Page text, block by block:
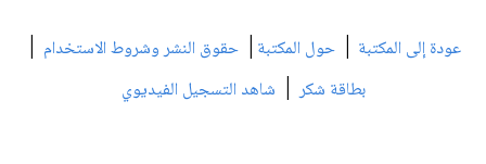
عودة إلى المكتبة | حول المكتبة | حقوق النشر وشروط الاستخدام |
بطاقة شكر| شاهد التسجيل الفيديوي